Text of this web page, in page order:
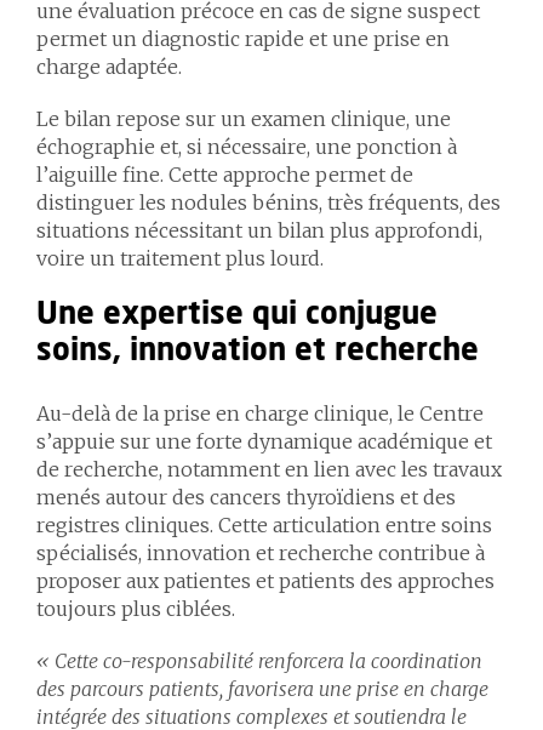
une évaluation précoce en cas de signe suspect
permet un diagnostic rapide et une prise en
charge adaptée.
Le bilan repose sur un examen clinique, une
échographie et, si nécessaire, une ponction à
l’aiguille fine. Cette approche permet de
distinguer les nodules bénins, très fréquents, des
situations nécessitant un bilan plus approfondi,
voire un traitement plus lourd.
Une expertise qui conjugue
soins, innovation et recherche
Au-delà de la prise en charge clinique, le Centre
s’appuie sur une forte dynamique académique et
de recherche, notamment en lien avec les travaux
menés autour des cancers thyroïdiens et des
registres cliniques. Cette articulation entre soins
spécialisés, innovation et recherche contribue à
proposer aux patientes et patients des approches
toujours plus ciblées.
« Cette co-responsabilité renforcera la coordination
des parcours patients, favorisera une prise en charge
intégrée des situations complexes et soutiendra le